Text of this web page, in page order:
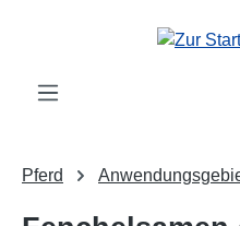
Zum Hauptinhalt springen
Pferd